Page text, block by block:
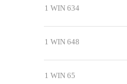
1 WIN 634
1 WIN 648
1 WIN 65